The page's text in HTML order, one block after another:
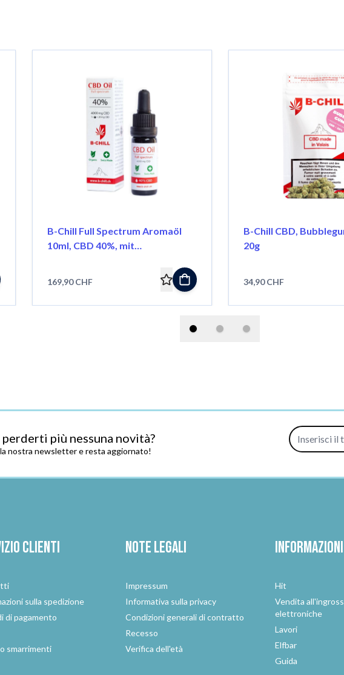
B-Chill Full Spectrum Aromaöl
10ml, CBD 40%, mit
169,90 CHF
B-Chill CBD,
20g
34,90 CHF
più nessuna novità?
nostra newsletter e resta aggiornato!
Indirizzo e-
clienti
sulla spedizione
di pagamento
smarrimenti
Note legali
Impressum
Informativa sulla privacy
Condizioni generali di contratto
Recesso
Verifica dell'età
Informazioni
Hit
Vendita
elettroniche
Lavori
Elfbar
Guida